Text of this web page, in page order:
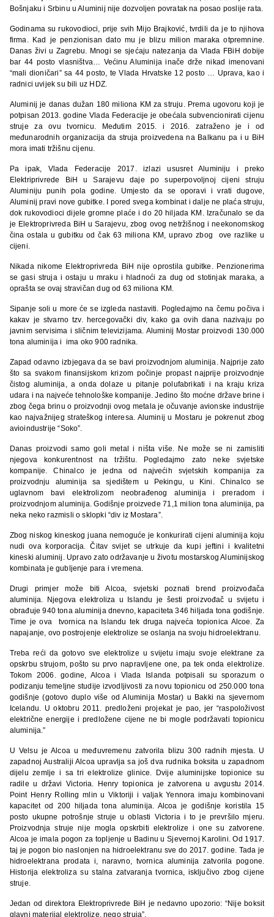
Bošnjaku i Srbinu u Aluminij nije dozvoljen povratak na posao poslije rata.
Godinama su rukovodioci, prije svih Mijo Brajković, tvrdili da je to njihova
firma. Kad je penzionisan dato mu je blizu milion maraka otpremnine.
Danas živi u Zagrebu. Mnogi se sjećaju natezanja da Vlada FBiH dobije
bar 44 posto vlasništva… Većinu Aluminija inače drže nikad imenovani
“mali dioničari” sa 44 posto, te Vlada Hrvatske 12 posto … Uprava, kao i
radnici uvijek su bili uz HDZ.
Aluminij je danas dužan 180 miliona KM za struju. Prema ugovoru koji je
potpisan 2013. godine Vlada Federacije je obećala subvencionirati cijenu
struje za ovu tvornicu. Međutim 2015. i 2016. zatraženo je i od
međunarodnih organizacija da struja proizvedena na Balkanu pa i u BiH
mora imati tržišnu cijenu.
Pa ipak, Vlada Federacije 2017. izlazi ususret Aluminiju i preko
Elektriprivrede BiH u Sarajevu daje po superpovoljnoj cijeni struju
Aluminiju punih pola godine. Umjesto da se oporavi i vrati dugove,
Aluminij pravi nove gubitke. I pored svega kombinat i dalje ne plaća struju,
dok rukovodioci dijele gromne plaće i do 20 hiljada KM. Izračunalo se da
je Elektroprivreda BiH u Sarajevu, zbog ovog netržišnog i neekonomskog
čina ostala u gubitku od čak 63 miliona KM, upravo zbog ove razlike u
cijeni.
Nikada nikome Elektroprivreda BiH nije oprostila gubitke. Penzionerima
se gasi struja i ostaju u mraku i hladnoći za dug od stotinjak maraka, a
oprašta se ovaj stravičan dug od 63 miliona KM.
Sipanje soli u more će se izgleda nastaviti. Pogledajmo na čemu počiva i
kakav je stvarno tzv. hercegovački div, kako ga ovih dana nazivaju po
javnim servisima i sličnim televizijama. Aluminij Mostar proizvodi 130.000
tona aluminija i ima oko 900 radnika.
Zapad odavno izbjegava da se bavi proizvodnjom aluminija. Najprije zato
što sa svakom finansijskom krizom počinje propast najprije proizvodnje
čistog aluminija, a onda dolaze u pitanje polufabrikati i na kraju kriza
udara i na najveće tehnološke kompanije. Jedino što moćne države brine i
zbog čega brinu o proizvodnji ovog metala je očuvanje avionske industrije
kao najvažnijeg strateškog interesa. Aluminij u Mostaru je pokrenut zbog
avioindustrije “Soko”.
Danas proizvodi samo goli metal i ništa više. Ne može se ni zamisliti
njegova konkurentnost na tržištu. Pogledajmo zato neke svjetske
kompanije. Chinalco je jedna od najvećih svjetskih kompanija za
proizvodnju aluminija sa sjedištem u Pekingu, u Kini. Chinalco se
uglavnom bavi elektrolizom neobrađenog aluminija i preradom i
proizvodnjom aluminija. Godišnje proizvede 71,1 milion tona aluminija, pa
neka neko razmisli o sklopki “div iz Mostara”.
Zbog niskog kineskog juana nemoguće je konkurirati cijeni aluminija koju
nudi ova korporacija. Čitav svijet se utrkuje da kupi jeftini i kvalitetni
kineski aluminij. Upravo zato održavanje u životu mostarskog Aluminijskog
kombinata je gubljenje para i vremena.
Drugi primjer može biti Alcoa, svjetski poznati brend proizvođača
aluminija. Njegova elektroliza u Islandu je šesti proizvođač u svijetu i
obrađuje 940 tona aluminija dnevno, kapaciteta 346 hiljada tona godišnje.
Time je ova tvornica na Islandu tek druga najveća topionica Alcoe. Za
napajanje, ovo postrojenje elektrolize se oslanja na svoju hidroelektranu.
Treba reći da gotovo sve elektrolize u svijetu imaju svoje elektrane za
opskrbu strujom, pošto su prvo napravljene one, pa tek onda elektrolize.
Tokom 2006. godine, Alcoa i Vlada Islanda potpisali su sporazum o
podizanju temeljne studije izvodljivosti za novu topionicu od 250.000 tona
godišnje (gotovo duplo više od Aluminija Mostar) u Bakki na sjevernom
Icelandu. U oktobru 2011. predloženi projekat je pao, jer “raspoloživost
električne energije i predložene cijene ne bi mogle podržavati topionicu
aluminija.”
U Velsu je Alcoa u međuvremenu zatvorila blizu 300 radnih mjesta. U
zapadnoj Australiji Alcoa upravlja sa još dva rudnika boksita u zapadnom
dijelu zemlje i sa tri elektrolize glinice. Dvije aluminijske topionice su
radile u državi Victoria. Henry topionica je zatvorena u avgustu 2014.
Point Henry Rolling mlin u Viktoriji i valjak Yennora imaju kombinovani
kapacitet od 200 hiljada tona aluminija. Alcoa je godišnje koristila 15
posto ukupne potrošnje struje u oblasti Victoria i to je prevršilo mjeru.
Proizvodnja struje nije mogla opskrbiti elektrolize i one su zatvorene.
Alcoa je imala pogon za topljenje u Badinu u Sjevernoj Karolini. Od 1917.
taj je pogon bio naslonjen na hidroelektranu sve do 2017. godine. Tada je
hidroelektrana prodata i, naravno, tvornica aluminija zatvorila pogone.
Historija elektroliza su stalna zatvaranja tvornica, isključivo zbog cijene
struje.
Jedan od direktora Elektroprivrede BiH je nedavno upozorio: “Nije boksit
glavni materijal elektrolize, nego struja”.